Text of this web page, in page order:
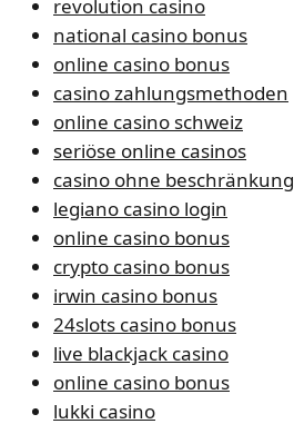
revolution casino
national casino bonus
online casino bonus
casino zahlungsmethoden
online casino schweiz
seriöse online casinos
casino ohne beschränkung
legiano casino login
online casino bonus
crypto casino bonus
irwin casino bonus
24slots casino bonus
live blackjack casino
online casino bonus
lukki casino